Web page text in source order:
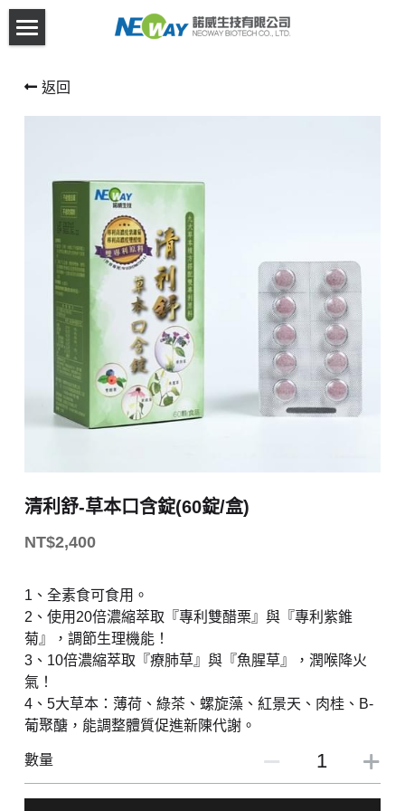
異業合作
客服資訊
Facebook
登錄 註冊
搜索
返回
清利舒-草本口含錠(60錠/盒)
NT$2,400
1、全素食可食用。
2、使用20倍濃縮萃取『專利雙醋栗』與『專利紫錐
菊』，調節生理機能！
3、10倍濃縮萃取『療肺草』與『魚腥草』，潤喉降火
氣！
4、5大草本：薄荷、綠茶、螺旋藻、紅景天、肉桂、B-
葡聚醣，能調整體質促進新陳代謝。
數量
商品分類
所有商品分類